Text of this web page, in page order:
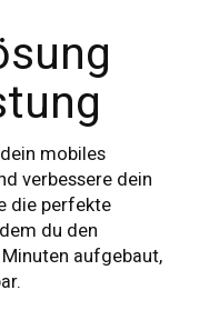
mobiles
verbessere dein
die perfekte
du den
aufgebaut,